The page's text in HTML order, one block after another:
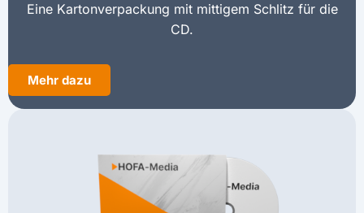
Eine Kartonverpackung mit mittigem Schlitz für die
CD.
Mehr dazu